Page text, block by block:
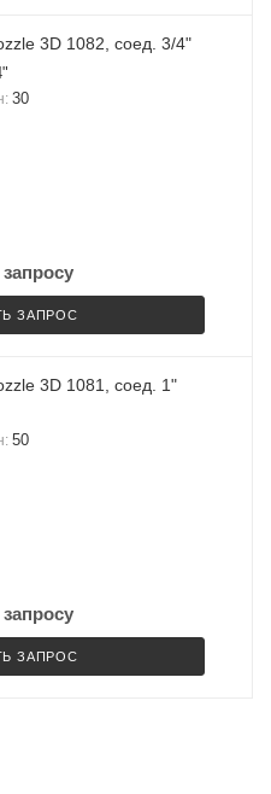
3D 1082, соед. 3/4"
30
ЗАПРОС
3D 1081, соед. 1"
50
ЗАПРОС